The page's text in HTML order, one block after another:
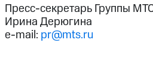
Пресс-секретарь Группы
Ирина Дерюгина
e-mail: pr@mts.ru